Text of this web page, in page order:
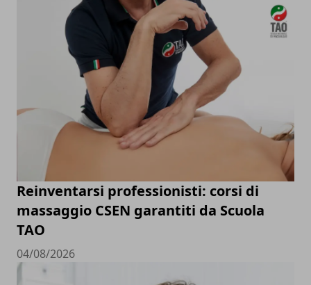
Reinventarsi professionisti: corsi di
massaggio CSEN garantiti da Scuola
TAO
04/08/2026